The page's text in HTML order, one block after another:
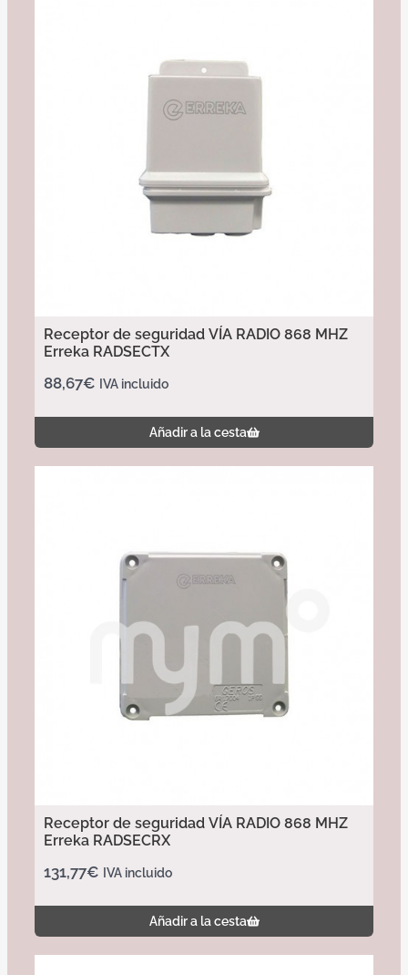
Receptor de seguridad VÍA RADIO 868 MHZ
Erreka RADSECTX
88,67€ IVA incluido
Añadir a la cesta
Receptor de seguridad VÍA RADIO 868 MHZ
Erreka RADSECRX
131,77€ IVA incluido
Añadir a la cesta